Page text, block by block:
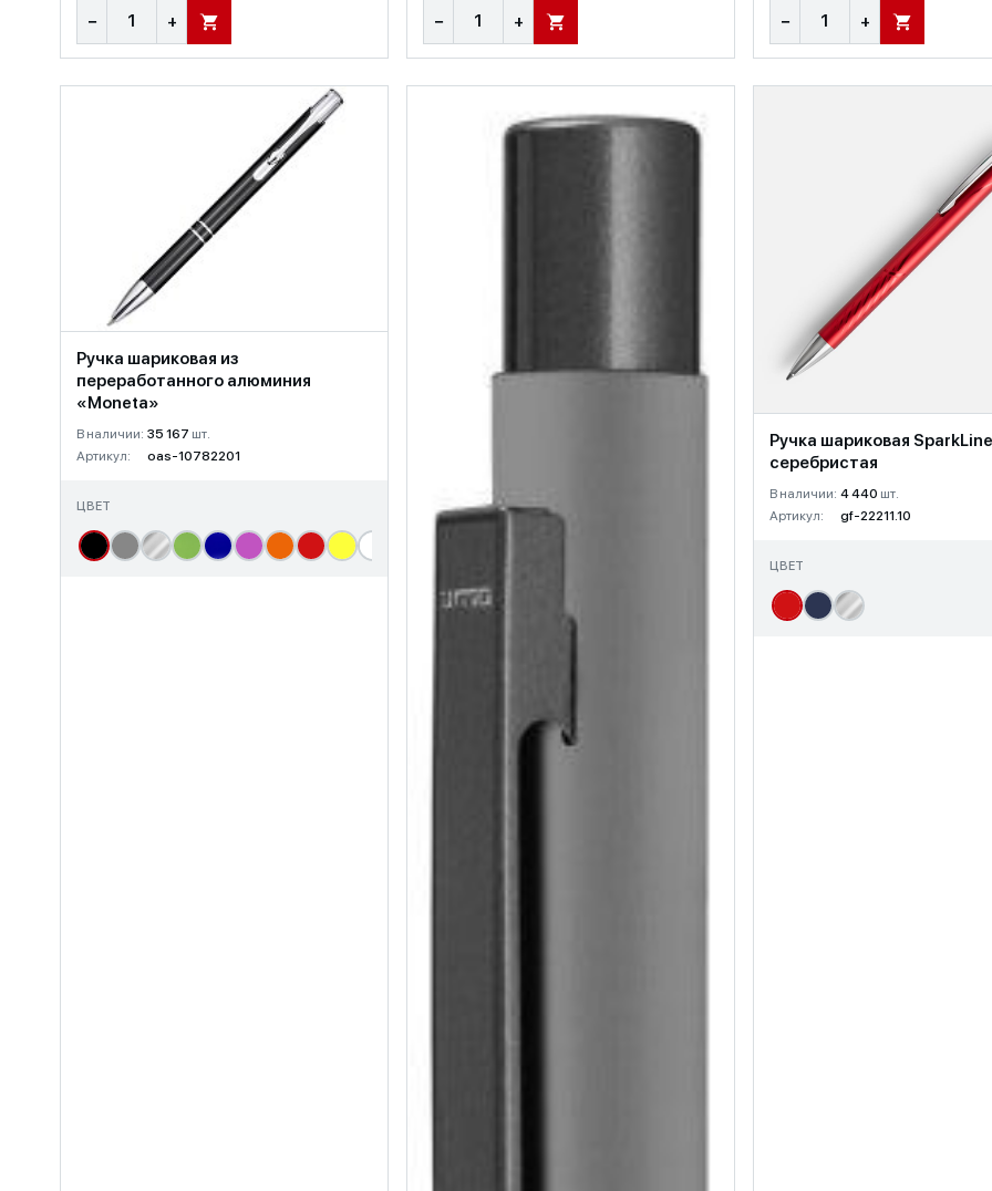
− + В КОРЗИНУ − + В КОРЗИНУ − + В КОРЗИНУ
Ручка шариковая из
переработанного алюминия
«Moneta»
В наличии: 35 167 шт.
Артикул:
oas-10782201
ЦВЕТ
Ручка шариковая
серебристая
В наличии: 4 440 шт.
Артикул:
gf-22211.10
ЦВЕТ